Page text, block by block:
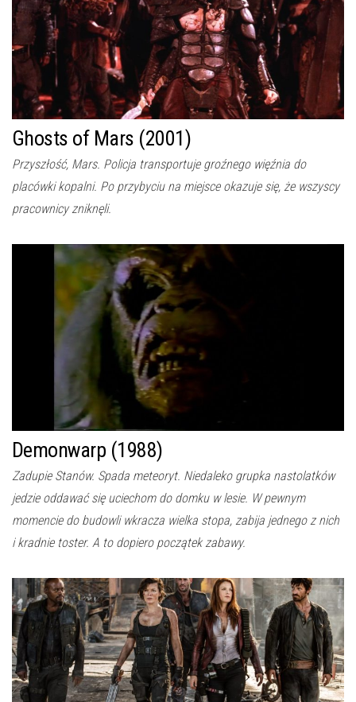
Ghosts of Mars (2001)
Przyszłość, Mars. Policja transportuje groźnego więźnia do
placówki kopalni. Po przybyciu na miejsce okazuje się, że wszyscy
pracownicy zniknęli.
Demonwarp (1988)
Zadupie Stanów. Spada meteoryt. Niedaleko grupka nastolatków
jedzie oddawać się uciechom do domku w lesie. W pewnym
momencie do budowli wkracza wielka stopa, zabija jednego z nich
i kradnie toster. A to dopiero początek zabawy.